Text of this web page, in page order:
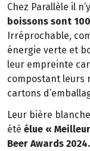
Chez Parallèle il
boissons sont
Irréprochable,
énergie verte et
leur empreinte
compostant leurs
cartons
Leur bière
été élue «
Beer Awards 2024.